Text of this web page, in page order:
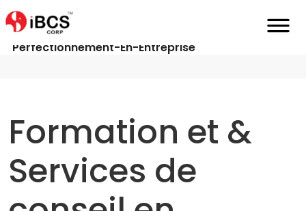
Services
Services-De-Formation-Et-De-
Perfectionnement-En-Entreprise
Formation et &
Services de